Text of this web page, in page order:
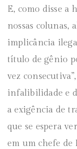
E, como disse a
nossas colunas,
implicância
título de gênio
vez
infalibilidade e
a exigência de
que se espera
em um chefe de